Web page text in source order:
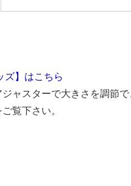
ズ】はこちら
ャスターで大きさを調節
ご覧下さい。